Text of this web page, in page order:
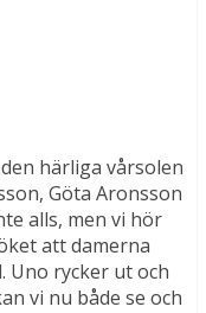
härliga vårsolen
Göta Aronsson
alls, men vi hör
att damerna
Uno rycker ut och
vi nu både se och